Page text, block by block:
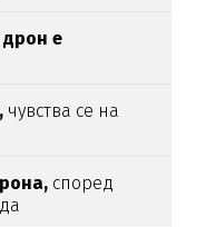
е
чувства се на
според